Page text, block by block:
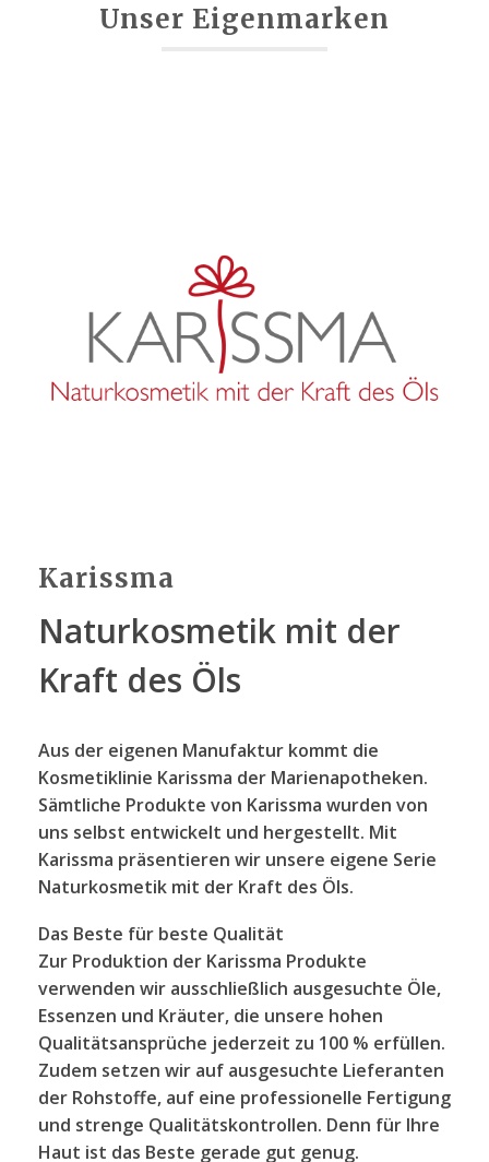
Unser Eigenmarken
Karissma
Naturkosmetik mit der
Kraft des Öls
Aus der eigenen Manufaktur kommt die
Kosmetiklinie Karissma der Marienapotheken.
Sämtliche Produkte von Karissma wurden von
uns selbst entwickelt und hergestellt. Mit
Karissma präsentieren wir unsere eigene Serie
Naturkosmetik mit der Kraft des Öls.
Das Beste für beste Qualität
Zur Produktion der Karissma Produkte
verwenden wir ausschließlich ausgesuchte Öle,
Essenzen und Kräuter, die unsere hohen
Qualitätsansprüche jederzeit zu 100 % erfüllen.
Zudem setzen wir auf ausgesuchte Lieferanten
der Rohstoffe, auf eine professionelle Fertigung
und strenge Qualitätskontrollen. Denn für Ihre
Haut ist das Beste gerade gut genug.